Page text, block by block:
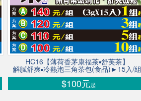
HC16【薄荷香茅康福茶▪舒芙茶】
解膩舒爽▪冷熱泡三角茶包(食品)►15入/組
$100元起